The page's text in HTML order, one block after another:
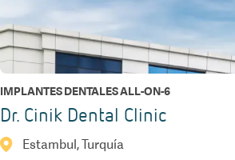
IMPLANTES DENTALES ALL-ON-6
Dr. Cinik Dental Clinic
Estambul, Turquía